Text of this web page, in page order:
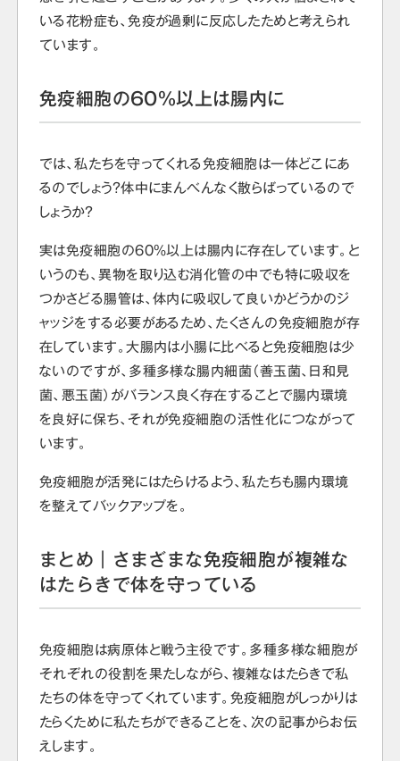
いる花粉症も、免疫が過剰に反応したためと考えられ
ています。
免疫細胞の60％以上は腸内に
では、私たちを守ってくれる免疫細胞は一体どこにあ
るのでしょう？体中にまんべんなく散らばっているので
しょうか？
実は免疫細胞の60%以上は腸内に存在しています。と
いうのも、異物を取り込む消化管の中でも特に吸収を
つかさどる腸管は、体内に吸収して良いかどうかのジ
ャッジをする必要があるため、たくさんの免疫細胞が存
在しています。大腸内は小腸に比べると免疫細胞は少
ないのですが、多種多様な腸内細菌（善玉菌、日和見
菌、悪玉菌）がバランス良く存在することで腸内環境
を良好に保ち、それが免疫細胞の活性化につながって
います。
免疫細胞が活発にはたらけるよう、私たちも腸内環境
を整えてバックアップを。
まとめ｜さまざまな免疫細胞が複雑な
はたらきで体を守っている
免疫細胞は病原体と戦う主役です。多種多様な細胞が
それぞれの役割を果たしながら、複雑なはたらきで私
たちの体を守ってくれています。免疫細胞がしっかりは
たらくために私たちができることを、次の記事からお伝
えします。